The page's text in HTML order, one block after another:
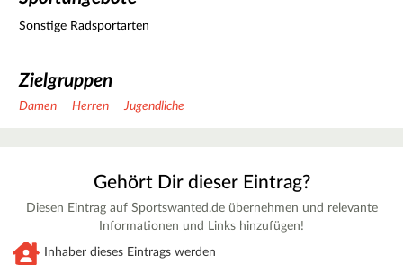
Sonstige Radsportarten
Zielgruppen
Damen Herren Jugendliche
Gehört Dir dieser Eintrag?
Diesen Eintrag auf Sportswanted.de übernehmen und relevante
Informationen und Links hinzufügen!
Inhaber dieses Eintrags werden